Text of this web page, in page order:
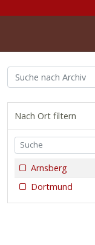
Nach Ort filtern
Arnsberg
Dortmund